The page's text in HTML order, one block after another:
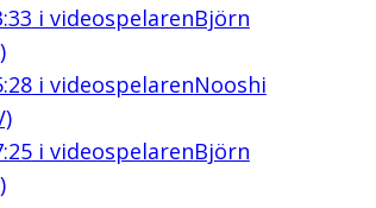
i videospelarenBjörn
i videospelarenNooshi
i videospelarenBjörn